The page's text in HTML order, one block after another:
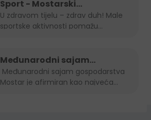
Sport - Mostarski
polumaraton, Sara 5K, Zenički
cener i Kiseljak open
U zdravom tijelu – zdrav duh! Male
sportske aktivnosti pomažu...
Međunarodni sajam
gospodarstva Mostar 2022.
Mostar je afirmiran kao najveća...